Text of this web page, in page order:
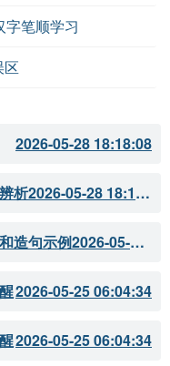
笔顺学习
区
2026-05-28 18:18:08
析 2026-05-28 18:18:07
造句示例 2026-05-28 18:18:05
2026-05-25 06:04:34
2026-05-25 06:04:34